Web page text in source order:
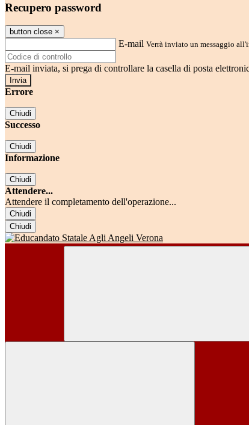
Recupero password
button close ×
E-mail Verrà inviato un messaggio
E-mail inviata, si prega di controllare la casella di posta
Errore
Chiudi
Successo
Chiudi
Informazione
Chiudi
Attendere...
Attendere il completamento dell'operazione...
Chiudi
Chiudi